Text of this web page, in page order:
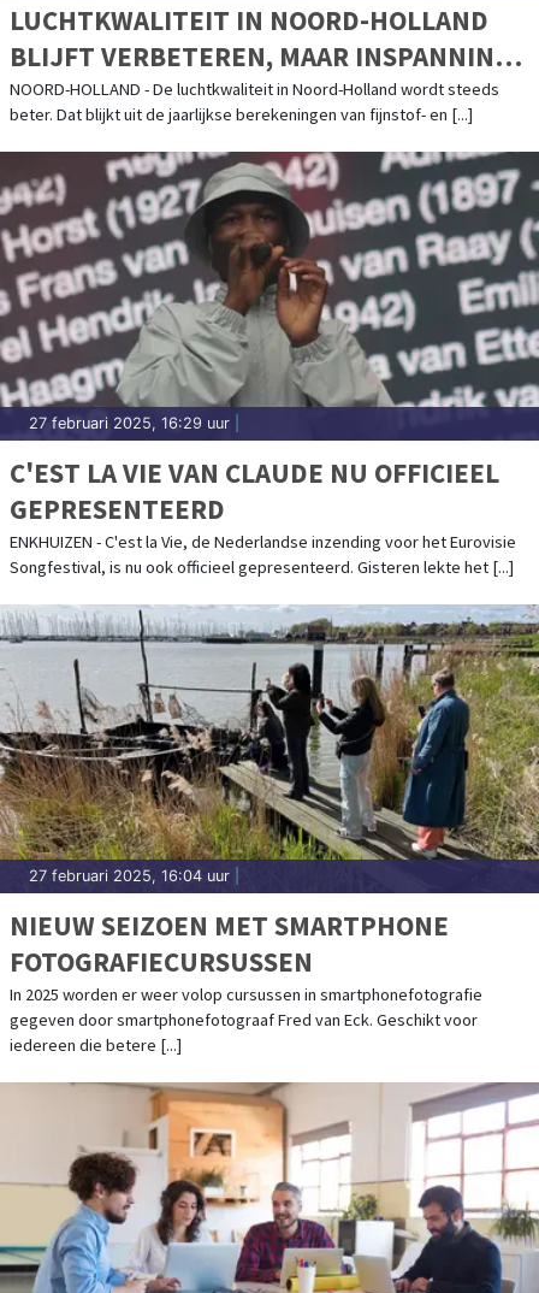
LUCHTKWALITEIT IN NOORD-HOLLAND
BLIJFT VERBETEREN, MAAR INSPANNING
BLIJFT NODIG
NOORD-HOLLAND - De luchtkwaliteit in Noord-Holland wordt steeds
beter. Dat blijkt uit de jaarlijkse berekeningen van fijnstof- en [...]
27 februari 2025, 16:29 uur
C'EST LA VIE VAN CLAUDE NU OFFICIEEL
GEPRESENTEERD
ENKHUIZEN - C'est la Vie, de Nederlandse inzending voor het Eurovisie
Songfestival, is nu ook officieel gepresenteerd. Gisteren lekte het [...]
27 februari 2025, 16:04 uur
NIEUW SEIZOEN MET SMARTPHONE
FOTOGRAFIECURSUSSEN
In 2025 worden er weer volop cursussen in smartphonefotografie
gegeven door smartphonefotograaf Fred van Eck. Geschikt voor
iedereen die betere [...]